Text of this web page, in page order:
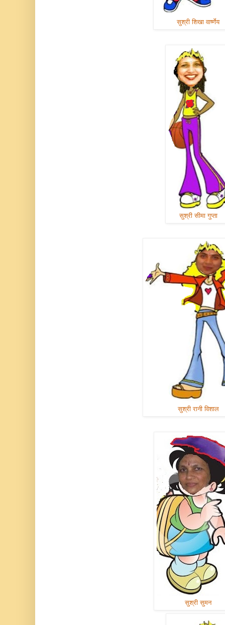
सुश्री शिखा वार्ष्णेय
सुश्री सीमा गुप्ता
सुश्री रानी विशाल
सुश्री सुमन